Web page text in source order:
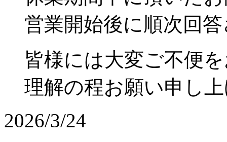
営業開始後に順次回
皆様には大変ご不便
理解の程お願い申し
2026/3/24